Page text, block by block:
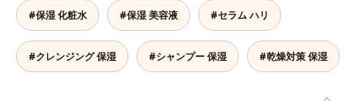
アルテアエキス配合＝保湿成分各商
品の詳しい情報は商品ページをご覧
ください。・BEAUTY夏祭りは、こ
ちら
るおい不足など*3 お手入れのファ
ーストステップのこと*4 細胞間脂
質に類似した構造*5 保湿成分
イルイン先⾏型美容液「オルビスア
ンバー グロウプレセラム」は、オ
イル成分(*2)が肌に素早くなじみ、
肌をやわらかくしながら角層まで浸
#保湿 化粧水 #保湿 美容液 #セラム ハリ
#クレンジング 保湿 #シャンプー 保湿 #乾燥対策 保湿